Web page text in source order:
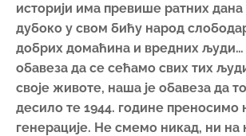
историји има превише ратних дана
дубоко у свом бићу народ
добрих домаћина и вредних људи…
обавеза да се сећамо свих тих
своје животе, наша је обавеза да
десило те 1944. године преносимо
генерације. Не смемо никад, ни на